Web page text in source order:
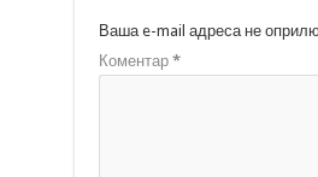
Ваша e-mail адреса не
Коментар *